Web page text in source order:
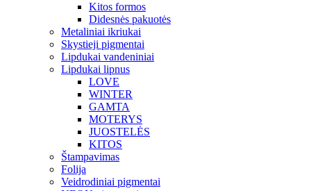
Kitos formos
Didesnės pakuotės
Metaliniai ikriukai
Skystieji pigmentai
Lipdukai vandeniniai
Lipdukai lipnus
LOVE
WINTER
GAMTA
MOTERYS
JUOSTELĖS
KITOS
Štampavimas
Folija
Veidrodiniai pigmentai